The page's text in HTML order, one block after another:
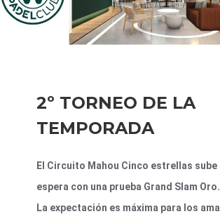
2º TORNEO DE LA
TEMPORADA
El Circuito Mahou Cinco estrellas sube
espera con una prueba Grand Slam Oro.
La expectación es máxima para los